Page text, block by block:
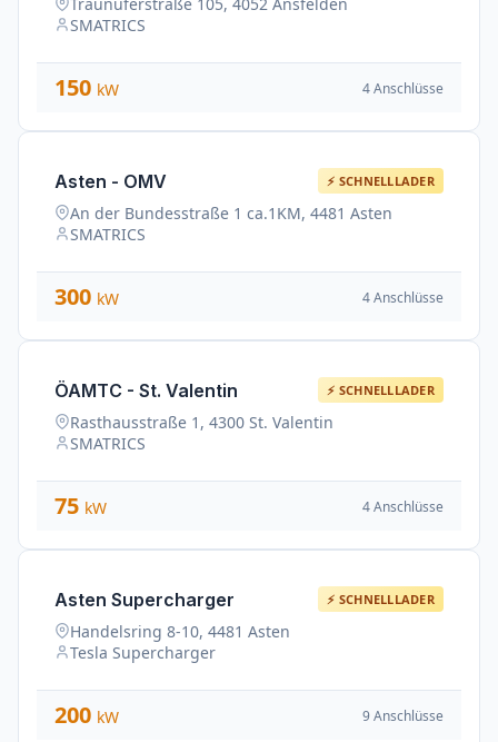
SMATRICS
150 kW 4 Anschlüsse
Asten - OMV ⚡ SCHNELLLADER
An der Bundesstraße 1 ca.1KM, 4481 Asten
SMATRICS
300 kW 4 Anschlüsse
ÖAMTC - St. Valentin ⚡ SCHNELLLADER
Rasthausstraße 1, 4300 St. Valentin
SMATRICS
75 kW 4 Anschlüsse
Asten Supercharger ⚡ SCHNELLLADER
Handelsring 8-10, 4481 Asten
Tesla Supercharger
200 kW 9 Anschlüsse